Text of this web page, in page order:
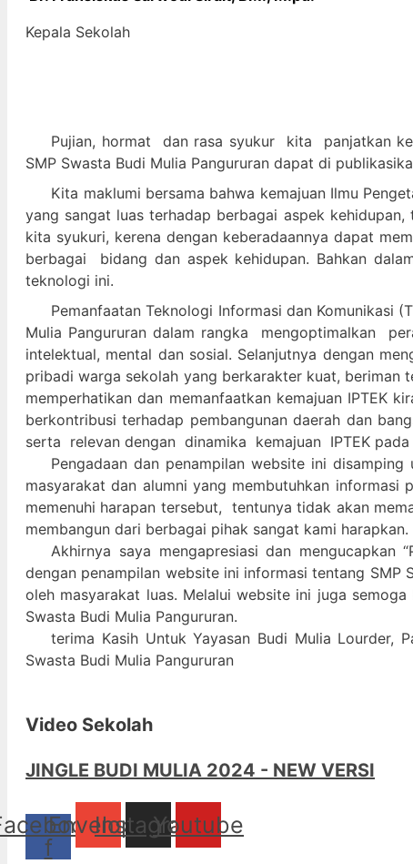
Kepala Sekolah
Pujian, hormat dan rasa syukur kita panjatkan
SMP Swasta Budi Mulia Pangururan dapat di
Kita maklumi bersama bahwa kemajuan Ilmu
yang sangat luas terhadap berbagai aspek
kita syukuri, kerena dengan keberadaannya dapat
berbagai bidang dan aspek kehidupan. Bahkan
teknologi ini.
Pemanfaatan Teknologi Informasi dan Komunikasi
Mulia Pangururan dalam rangka mengoptimalkan
intelektual, mental dan sosial. Selanjutnya dengan
pribadi warga sekolah yang berkarakter kuat, beriman
memperhatikan dan memanfaatkan kemajuan IPTEK
berkontribusi terhadap pembangunan daerah dan
serta relevan dengan dinamika kemajuan IPTEK
Pengadaan dan penampilan website ini
masyarakat dan alumni yang membutuhkan
memenuhi harapan tersebut, tentunya tidak akan
membangun dari berbagai pihak sangat kami harapkan.
Akhirnya saya mengapresiasi dan mengucapkan
dengan penampilan website ini informasi tentang
oleh masyarakat luas. Melalui website ini juga
Swasta Budi Mulia Pangururan.
terima Kasih Untuk Yayasan Budi Mulia Lourder,
Swasta Budi Mulia Pangururan
Video Sekolah
JINGLE BUDI MULIA 2024 - NEW VERSI
f
Envelope
Instagram
Youtube